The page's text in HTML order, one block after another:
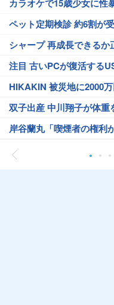
カラオケで15歳少女に性
ペット定期検診 約6割が
シャープ 再成長できるか
注目 古いPCが復活する
HIKAKIN 被災地に2000
双子出産 中川翔子が体重
岸谷蘭丸「喫煙者の権利